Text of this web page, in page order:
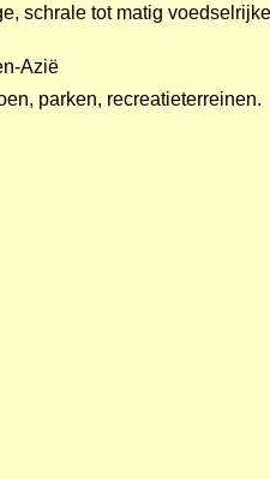
schrale tot matig
Azië
parken, recreatieterreinen.